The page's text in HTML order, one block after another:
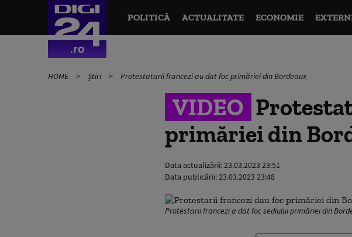
POLITICĂ ACTUALITATE ECONOMIE
HOME Știri Protestatarii francezi au dat foc primăriei din Bordeaux
VIDEO
primăriei din
Data actualizării:23.03.2023 23:51
Data publicării:23.03.2023 23:48
Protestarii francezi a dat foc sediului primăriei din